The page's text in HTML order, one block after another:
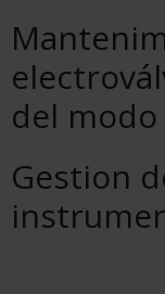
del
Gestion